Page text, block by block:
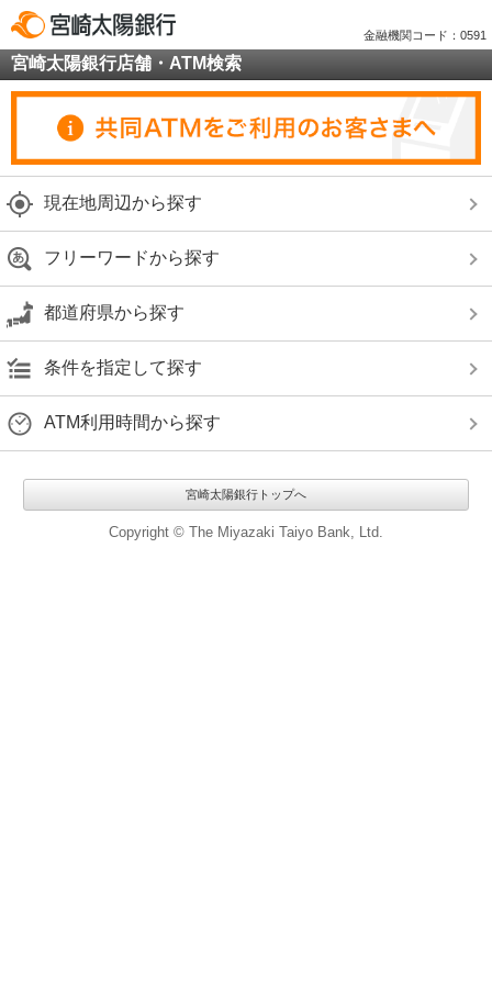
金融機関コード：0591
宮崎太陽銀行店舗・ATM検索
現在地周辺から探す
フリーワードから探す
都道府県から探す
条件を指定して探す
ATM利用時間から探す
宮崎太陽銀行トップへ
Copyright © The Miyazaki Taiyo Bank, Ltd.